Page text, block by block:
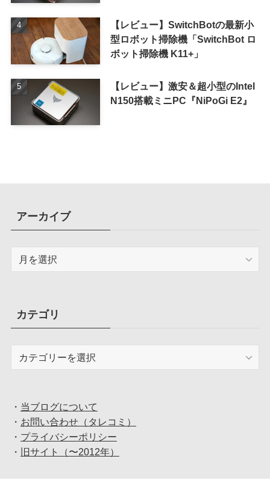
【レビュー】SwitchBotの最新小
型ロボット掃除機「SwitchBot ロ
ボット掃除機 K11+」
【レビュー】激安＆超小型のIntel
N150搭載ミニPC『NiPoGi E2』
アーカイブ
ブカテゴリ
・ 当ブログについて
・ お問い合わせ（タレコミ）
・ プライバシーポリシー
・
旧サイト（〜2012年）